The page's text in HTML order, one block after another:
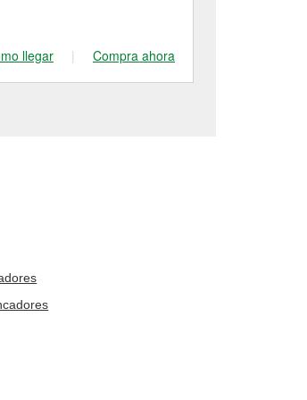
llegar | Compra ahora